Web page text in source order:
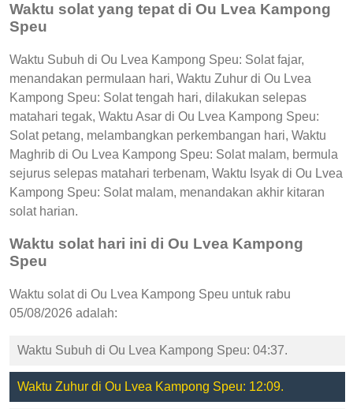
Waktu solat yang tepat di Ou Lvea Kampong
Speu
Waktu Subuh di Ou Lvea Kampong Speu: Solat fajar,
menandakan permulaan hari, Waktu Zuhur di Ou Lvea
Kampong Speu: Solat tengah hari, dilakukan selepas
matahari tegak, Waktu Asar di Ou Lvea Kampong Speu:
Solat petang, melambangkan perkembangan hari, Waktu
Maghrib di Ou Lvea Kampong Speu: Solat malam, bermula
sejurus selepas matahari terbenam, Waktu Isyak di Ou Lvea
Kampong Speu: Solat malam, menandakan akhir kitaran
solat harian.
Waktu solat hari ini di Ou Lvea Kampong
Speu
Waktu solat di Ou Lvea Kampong Speu untuk rabu
05/08/2026 adalah:
Waktu Subuh di Ou Lvea Kampong Speu: 04:37.
Waktu Zuhur di Ou Lvea Kampong Speu: 12:09.